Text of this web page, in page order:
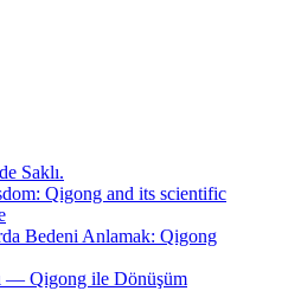
Saklı.
Qigong and its scientific
Bedeni Anlamak: Qigong
— Qigong ile Dönüşüm